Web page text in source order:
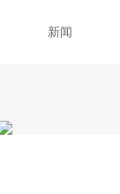
新闻